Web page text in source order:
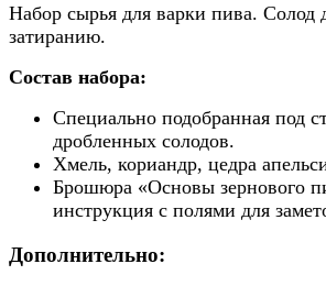
Набор сырья для варки пива. Солод
затиранию.
Состав набора:
Специально подобранная под
дробленных солодов.
Хмель, кориандр, цедра
Брошюра «Основы зернового
инструкция с полями для
Дополнительно: